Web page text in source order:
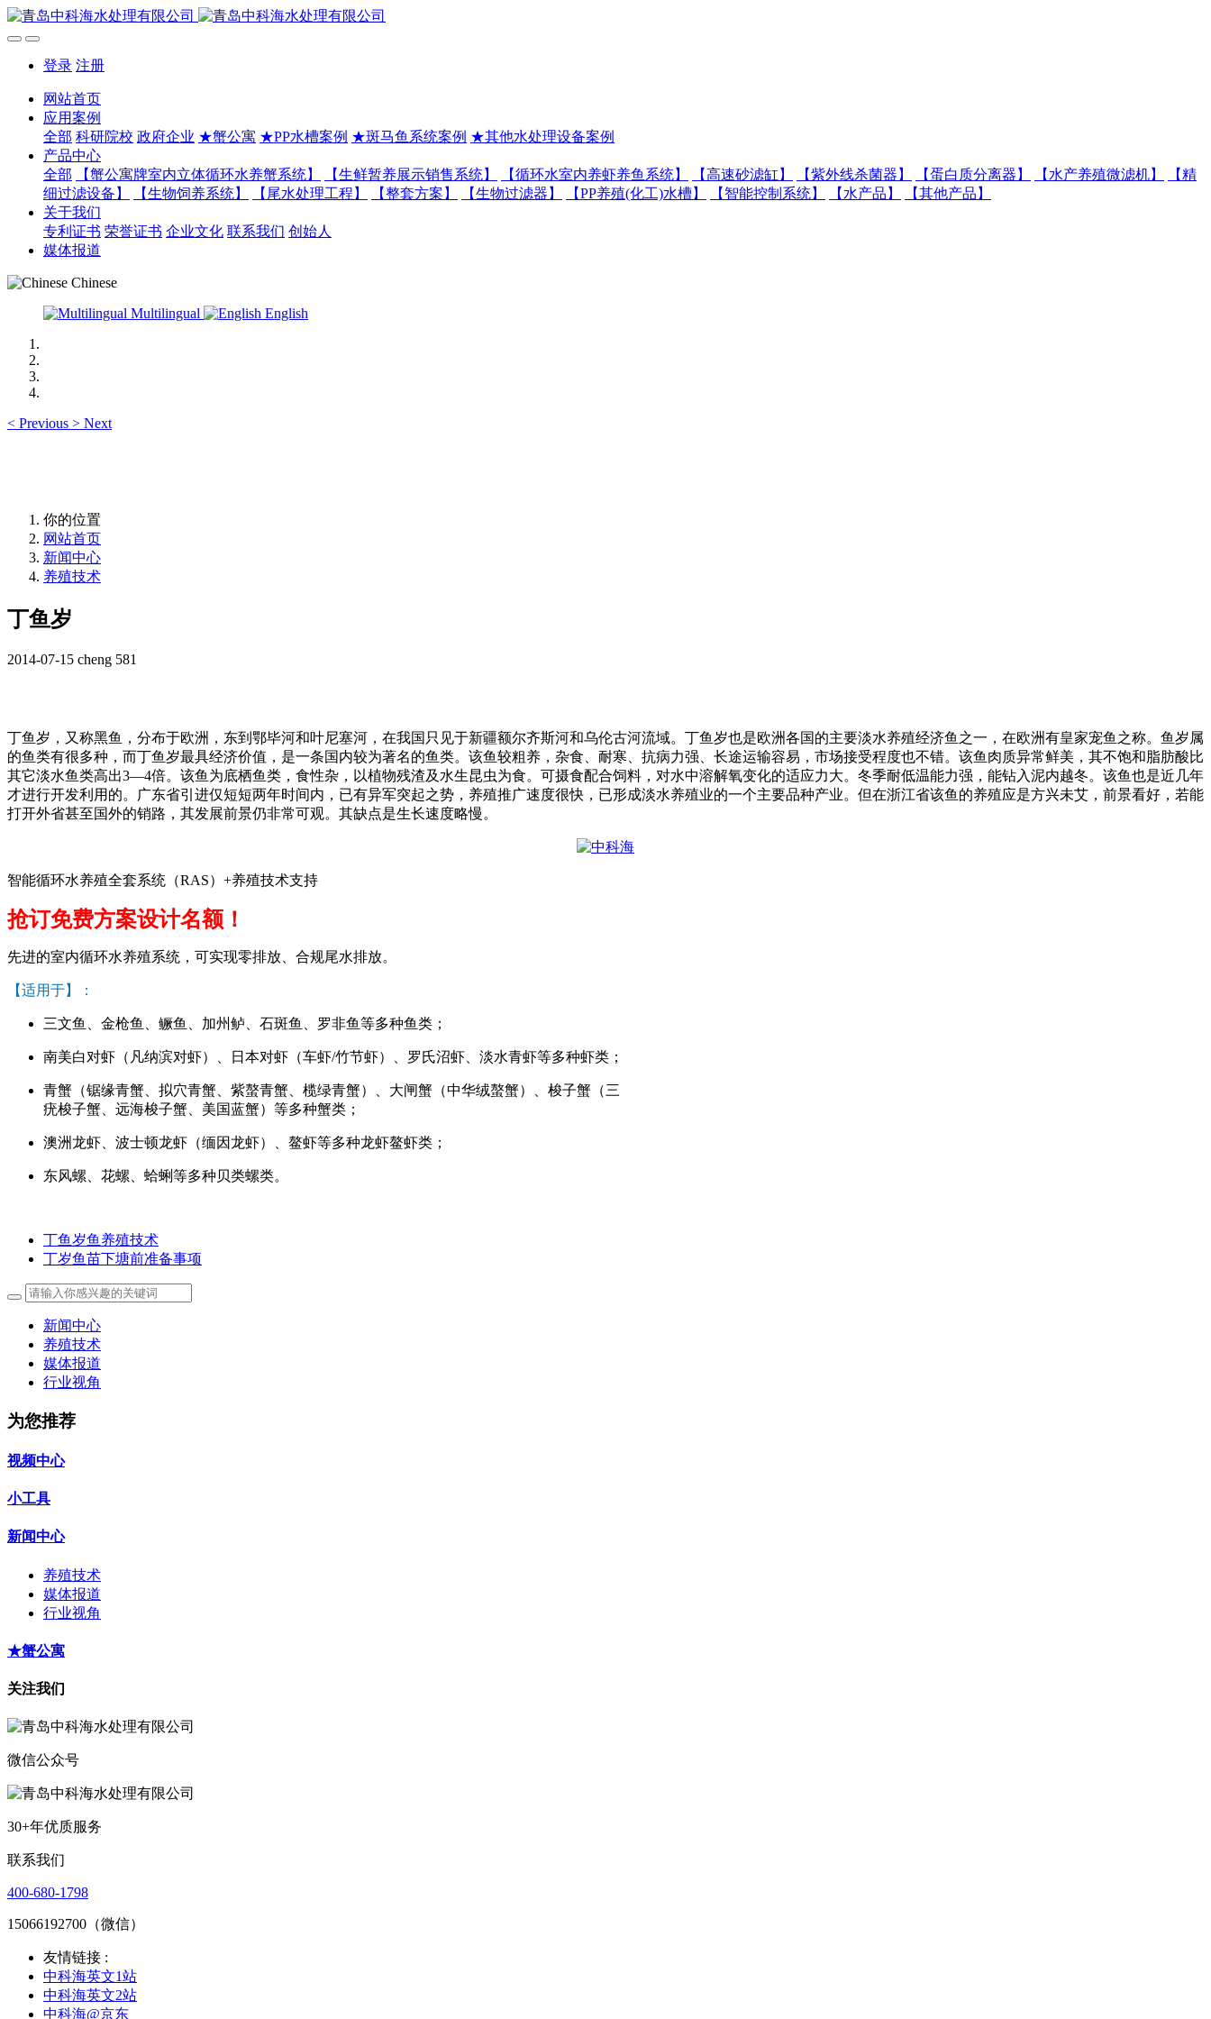
登录 注册
网站首页
应用案例
全部 科研院校 政府企业 ★蟹公寓 ★PP水槽案例 ★斑马鱼系统案例 ★其他水处理设备案例
产品中心
全部
【蟹公寓牌室内立体循环水养蟹系统】 【生鲜暂养展示销售系统】 【循环水室内养虾养鱼系统】 【高速砂滤缸】 【紫外线杀菌器】 【蛋白质分离器】 【水产养殖微滤机】
【精
细过滤设备】
【生物饲养系统】 【尾水处理工程】 【整套方案】 【生物过滤器】 【PP养殖(化工)水槽】 【智能控制系统】 【水产品】
【其他产品】
关于我们
专利证书 荣誉证书 企业文化 联系我们 创始人
媒体报道
Chinese
Multilingual
English
< Previous > Next
你的位置
网站首页
新闻中心
养殖技术
丁鱼岁
2014-07-15 cheng 581
丁鱼岁，又称黑鱼，分布于欧洲，东到鄂毕河和叶尼塞河，在我国只见于新疆额尔齐斯河和乌伦古河流域。丁鱼岁也是欧洲各国的主要淡水养殖经济鱼之一，在欧洲有皇家宠鱼之称。鱼岁属
的鱼类有很多种，而丁鱼岁最具经济价值，是一条国内较为著名的鱼类。该鱼较粗养，杂食、耐寒、抗病力强、长途运输容易，市场接受程度也不错。该鱼肉质异常鲜美，其不饱和脂肪酸比
其它淡水鱼类高出3―4倍。该鱼为底栖鱼类，食性杂，以植物残渣及水生昆虫为食。可摄食配合饲料，对水中溶解氧变化的适应力大。冬季耐低温能力强，能钻入泥内越冬。该鱼也是近几年
才进行开发利用的。广东省引进仅短短两年时间内，已有异军突起之势，养殖推广速度很快，已形成淡水养殖业的一个主要品种产业。但在浙江省该鱼的养殖应是方兴未艾，前景看好，若能
打开外省甚至国外的销路，其发展前景仍非常可观。其缺点是生长速度略慢。
智能循环水养殖全套系统（RAS）+养殖技术支持
抢订免费方案设计名额！
先进的室内循环水养殖系统，可实现零排放、合规尾水排放。
【适用于】：
三文鱼、金枪鱼、鳜鱼、加州鲈、石斑鱼、罗非鱼等多种鱼类；
南美白对虾（凡纳滨对虾）、日本对虾（车虾/竹节虾）、罗氏沼虾、淡水青虾等多种虾类；
青蟹（锯缘青蟹、拟穴青蟹、紫螯青蟹、榄绿青蟹）、大闸蟹（中华绒螯蟹）、梭子蟹（三
疣梭子蟹、远海梭子蟹、美国蓝蟹）等多种蟹类；
澳洲龙虾、波士顿龙虾（缅因龙虾）、鳌虾等多种龙虾鳌虾类；
东风螺、花螺、蛤蜊等多种贝类螺类。
丁鱼岁鱼养殖技术
丁岁鱼苗下塘前准备事项
新闻中心
养殖技术
媒体报道
行业视角
为您推荐
视频中心
小工具
新闻中心
养殖技术
媒体报道
行业视角
★蟹公寓
关注我们
微信公众号
30+年优质服务
联系我们
400-680-1798
15066192700（微信）
友情链接 :
中科海英文1站
中科海英文2站
中科海@京东